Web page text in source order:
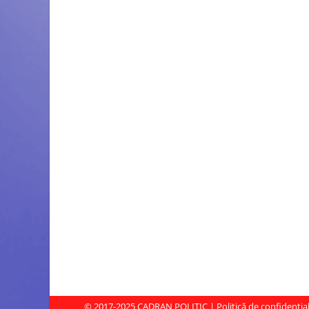
© 2017-2025CADRAN POLITIC | Politică de